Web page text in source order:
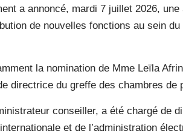
a annoncé, mardi 7 juillet 2026,
de nouvelles fonctions au sein
la nomination de Mme Leïla
directrice du greffe des chambres de
conseiller, a été chargé de
et de l’administration